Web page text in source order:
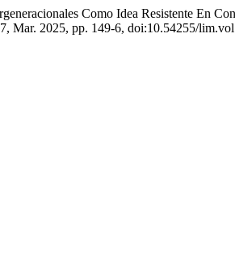
Como Idea Resistente En
Mar. 2025, pp. 149-6, doi:10.54255/